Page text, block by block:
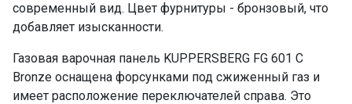
современный вид. Цвет фурнитуры - бронзовый, что
добавляет изысканности.
Газовая варочная панель KUPPERSBERG FG 601 C
Bronze оснащена форсунками под сжиженный газ и
имеет расположение переключателей справа. Это